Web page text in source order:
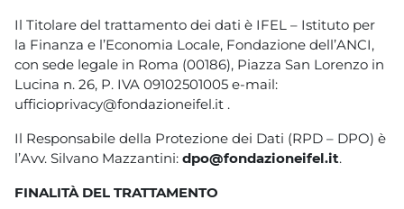
Il Titolare del trattamento dei dati è IFEL – Istituto per
la Finanza e l’Economia Locale, Fondazione dell’ANCI,
con sede legale in Roma (00186), Piazza San Lorenzo in
Lucina n. 26, P. IVA 09102501005 e-mail:
ufficioprivacy@fondazioneifel.it .
Il Responsabile della Protezione dei Dati (RPD – DPO) è
l’Avv. Silvano Mazzantini: dpo@fondazioneifel.it.
FINALITÀ DEL TRATTAMENTO